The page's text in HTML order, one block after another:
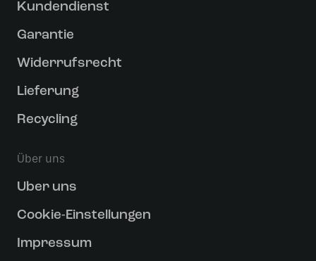
Kundendienst
Garantie
Widerrufsrecht
Lieferung
Recycling
Über uns
Uber uns
Cookie-Einstellungen
Impressum